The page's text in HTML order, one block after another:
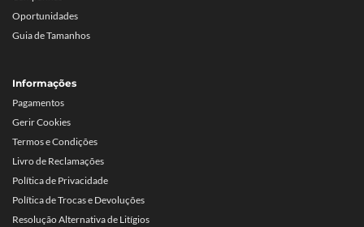
Oportunidades
Guia de Tamanhos
Informações
Pagamentos
Gerir Cookies
Termos e Condições
Livro de Reclamações
Política de Privacidade
Política de Trocas e Devoluções
Resolução Alternativa de Litígios